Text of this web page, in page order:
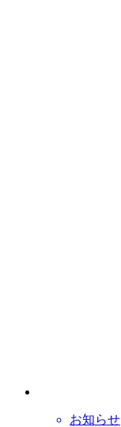
お知らせ